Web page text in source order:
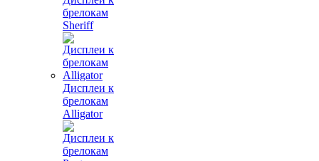
брелокам
Sheriff
Дисплеи к
брелокам
Alligator